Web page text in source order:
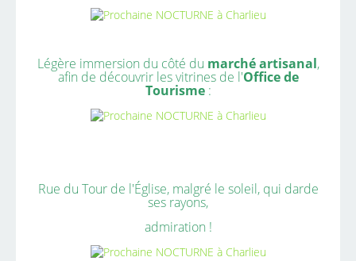
Légère immersion du côté du marché artisanal,
afin de découvrir les vitrines de l'Office de
Tourisme:
Rue du Tour de l'Église, malgré le soleil, qui darde
ses rayons,
admiration !